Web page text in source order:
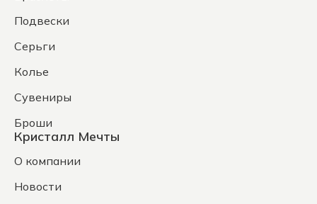
Подвески
Серьги
Колье
Сувениры
Броши
Кристалл Мечты
О компании
Новости